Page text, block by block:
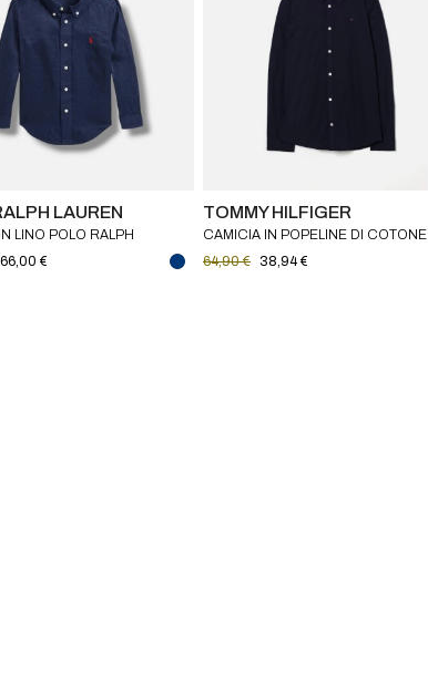
LAUREN
LINO POLO RALPH
66,00 €
TOMMY HILFIGER
CAMICIA IN POPELINE DI COTONE
STRETCH TOMMY HILFIGER
64,90 € 38,94 €